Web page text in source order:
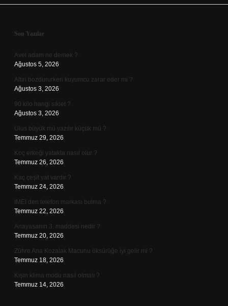
Sidebar
Son Yazılar
Avel adam ne demek ?
Ağustos 5, 2026
Altın bozdururken kuyumcu zarar eder mi ?
Ağustos 3, 2026
90 kilo hangi sıklet ?
Ağustos 3, 2026
Ulus büyük mü yazılır küçük mü ?
Temmuz 29, 2026
Koç erkeği yatakta nasıl olur ?
Temmuz 26, 2026
Kaç çeşit yat vardır ?
Temmuz 24, 2026
IMEI den telefon markası bulma ?
Temmuz 22, 2026
Anayasanın 3. maddesi nedir ?
Temmuz 20, 2026
Zühre Ana Kozalak Macunu öksürüğe iyi gelir mi ?
Temmuz 18, 2026
Kışın klima modu nasıl olmalı ?
Temmuz 14, 2026